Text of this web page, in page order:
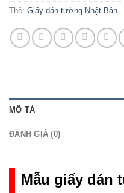
Thẻ: Giấy dán tường Nhật Bản
MÔ TẢ
ĐÁNH GIÁ (0)
Mẫu giấy dán